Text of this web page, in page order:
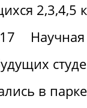
2,3,4,5
в